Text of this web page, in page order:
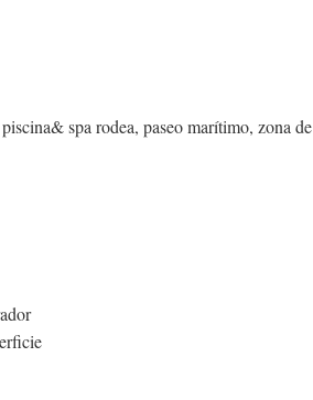
spa rodea, paseo marítimo, zona de